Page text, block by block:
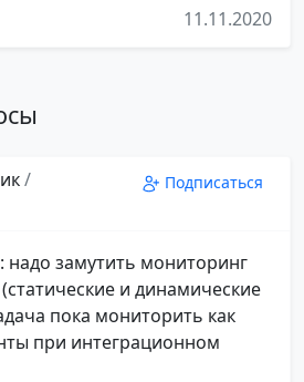
11.11.2020
/
Подписаться
надо замутить мониторинг
и динамические
пока мониторить как
при интеграционном